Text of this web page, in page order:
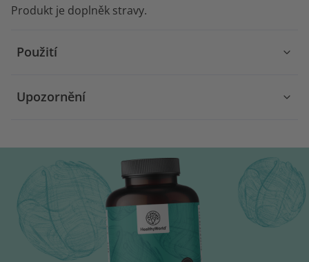
Produkt je doplněk stravy.
Použití
Upozornění